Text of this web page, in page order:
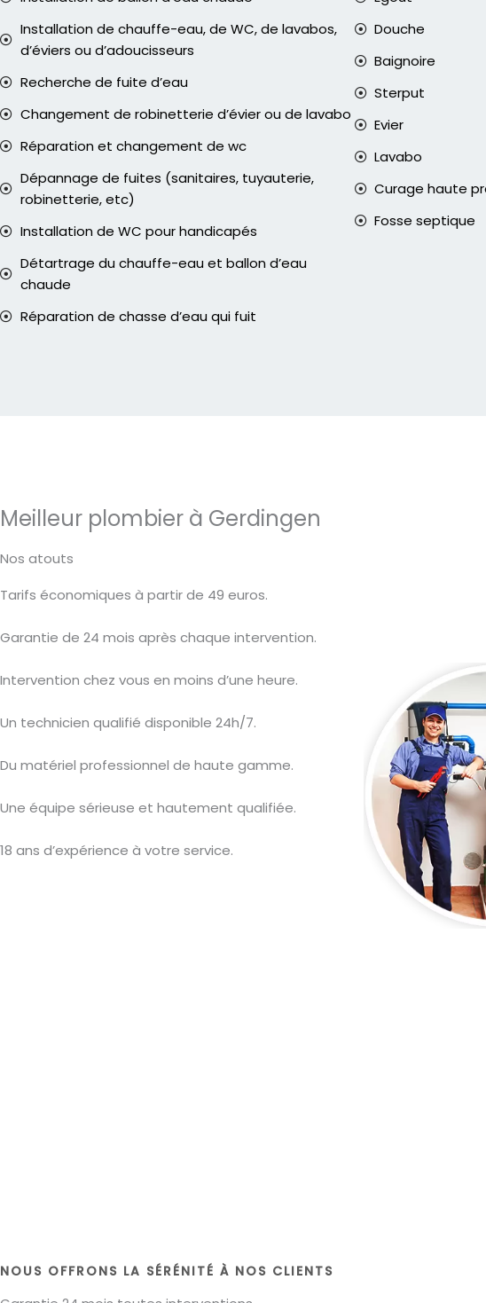
Installation de chauffe-eau, de WC, de lavabos,
d’éviers ou d’adoucisseurs
Recherche de fuite d’eau
Changement de robinetterie d’évier ou de lavabo
Réparation et changement de wc
Dépannage de fuites (sanitaires, tuyauterie,
robinetterie, etc)
Installation de WC pour handicapés
Détartrage du chauffe-eau et ballon d’eau
chaude
Réparation de chasse d’eau qui fuit
Douche
Baignoire
Sterput
Evier
Lavabo
Curage haute
Fosse septique
Meilleur plombier à Gerdingen
Nos atouts
Tarifs économiques à partir de 49 euros.
Garantie de 24 mois après chaque intervention.
Intervention chez vous en moins d’une heure.
Un technicien qualifié disponible 24h/7.
Du matériel professionnel de haute gamme.
Une équipe sérieuse et hautement qualifiée.
18 ans d’expérience à votre service.
NOUS OFFRONS LA SÉRÉNITÉ À NOS CLIENTS